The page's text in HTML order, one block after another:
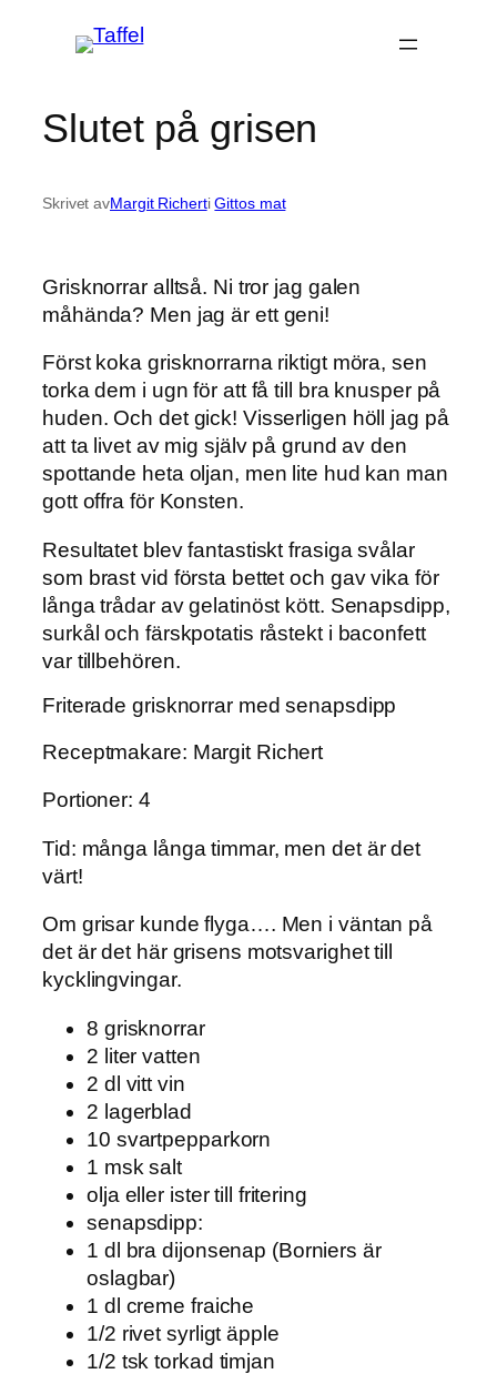
Slutet på grisen
Skrivet avMargit RichertiGittos mat
Grisknorrar alltså. Ni tror jag galen
måhända? Men jag är ett geni!
Först koka grisknorrarna riktigt möra, sen
torka dem i ugn för att få till bra knusper på
huden. Och det gick! Visserligen höll jag på
att ta livet av mig själv på grund av den
spottande heta oljan, men lite hud kan man
gott offra för Konsten.
Resultatet blev fantastiskt frasiga svålar
som brast vid första bettet och gav vika för
långa trådar av gelatinöst kött. Senapsdipp,
surkål och färskpotatis råstekt i baconfett
var tillbehören.
Friterade grisknorrar med senapsdipp
Receptmakare: Margit Richert
Portioner: 4
Tid: många långa timmar, men det är det
värt!
Om grisar kunde flyga…. Men i väntan på
det är det här grisens motsvarighet till
kycklingvingar.
8 grisknorrar
2 liter vatten
2 dl vitt vin
2 lagerblad
10 svartpepparkorn
1 msk salt
olja eller ister till fritering
senapsdipp:
1 dl bra dijonsenap (Borniers är
oslagbar)
1 dl creme fraiche
1/2 rivet syrligt äpple
1/2 tsk torkad timjan